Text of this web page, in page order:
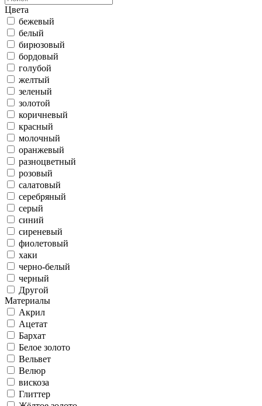
Цвета
бежевый
белый
бирюзовый
бордовый
голубой
желтый
зеленый
золотой
коричневый
красный
молочный
оранжевый
разноцветный
розовый
салатовый
серебряный
серый
синий
сиреневый
фиолетовый
хаки
черно-белый
черный
Другой
Материалы
Акрил
Ацетат
Бархат
Белое золото
Вельвет
Велюр
вискоза
Глиттер